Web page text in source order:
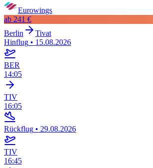
Eurowings
ab 241 €
Berlin
Tivat
Hinflug • 15.08.2026
BER
14:05
TIV
16:05
Rückflug • 29.08.2026
TIV
16:45